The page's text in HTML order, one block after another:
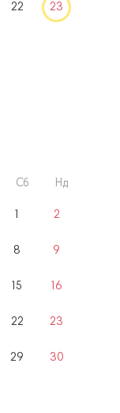
22 23
Сб Нд
1 2
8 9
15 16
22 23
29 30